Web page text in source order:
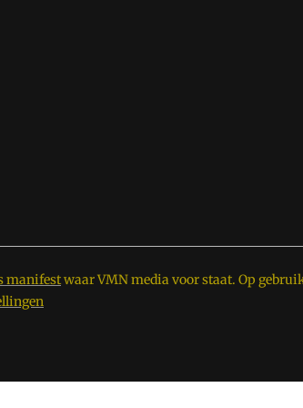
manifestwaar VMN media voor staat. Op